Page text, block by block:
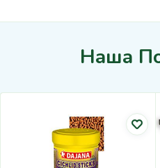
Наша